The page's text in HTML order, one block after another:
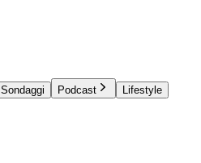
Sondaggi Podcast
Lifestyle